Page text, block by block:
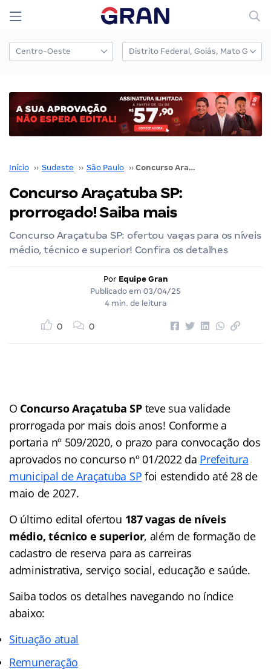
Início ›› Sudeste ›› São Paulo ›› Concurso Araçatuba SP: prorrogado! Saiba mais
Concurso Araçatuba SP:
prorrogado! Saiba mais
Concurso Araçatuba SP: ofertou vagas para os níveis
médio, técnico e superior! Confira os detalhes
Por Equipe Gran
Publicado em 03/04/25
4 min. de leitura
0 0
O Concurso Araçatuba SPteve sua validade
prorrogada por mais dois anos! Conforme a
portaria nº 509/2020, o prazo para convocação dos
aprovados no concurso nº 01/2022 da Prefeitura
municipal de Araçatuba SP foi estendido até 28 de
maio de 2027.
O último edital ofertou 187 vagas de níveis
médio, técnico e superior, além de formação de
cadastro de reserva para as carreiras
administrativa, serviço social, educação e saúde.
Saiba todos os detalhes navegando no índice
abaixo:
Situação atual
Remuneração